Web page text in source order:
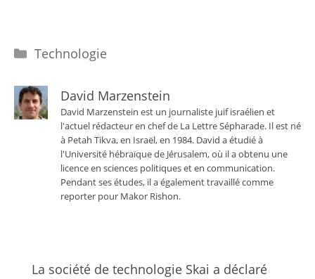
Catégories
Technologie
David Marzenstein
David Marzenstein est un journaliste juif israélien et
l'actuel rédacteur en chef de La Lettre Sépharade. Il est né
à Petah Tikva, en Israël, en 1984. David a étudié à
l'Université hébraïque de Jérusalem, où il a obtenu une
licence en sciences politiques et en communication.
Pendant ses études, il a également travaillé comme
reporter pour Makor Rishon.
La société de technologie Skai a déclaré